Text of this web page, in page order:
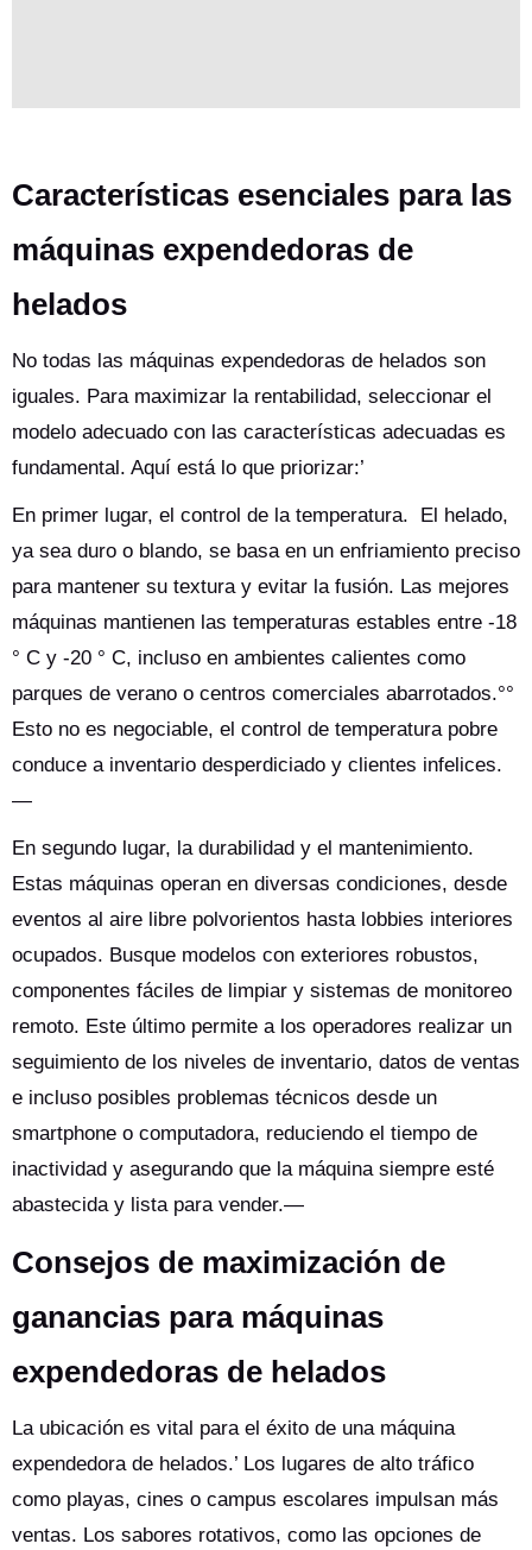
Características esenciales para las
máquinas expendedoras de
helados
No todas las máquinas expendedoras de helados son
iguales. Para maximizar la rentabilidad, seleccionar el
modelo adecuado con las características adecuadas es
fundamental. Aquí está lo que priorizar:’
En primer lugar, el control de la temperatura. El helado,
ya sea duro o blando, se basa en un enfriamiento preciso
para mantener su textura y evitar la fusión. Las mejores
máquinas mantienen las temperaturas estables entre -18
° C y -20 ° C, incluso en ambientes calientes como
parques de verano o centros comerciales abarrotados.°°
Esto no es negociable, el control de temperatura pobre
conduce a inventario desperdiciado y clientes infelices.
—
En segundo lugar, la durabilidad y el mantenimiento.
Estas máquinas operan en diversas condiciones, desde
eventos al aire libre polvorientos hasta lobbies interiores
ocupados. Busque modelos con exteriores robustos,
componentes fáciles de limpiar y sistemas de monitoreo
remoto. Este último permite a los operadores realizar un
seguimiento de los niveles de inventario, datos de ventas
e incluso posibles problemas técnicos desde un
smartphone o computadora, reduciendo el tiempo de
inactividad y asegurando que la máquina siempre esté
abastecida y lista para vender.—
Consejos de maximización de
ganancias para máquinas
expendedoras de helados
La ubicación es vital para el éxito de una máquina
expendedora de helados.’ Los lugares de alto tráfico
como playas, cines o campus escolares impulsan más
ventas. Los sabores rotativos, como las opciones de